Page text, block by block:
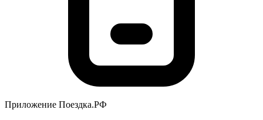
Приложение Поездка.РФ